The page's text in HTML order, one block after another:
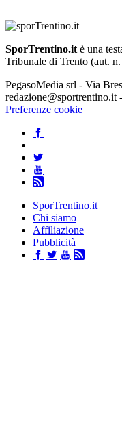
SporTrentino.it è una
Tribunale di Trento (aut.
PegasoMedia srl - Via
redazione@sportrentino.it
Preferenze cookie
SporTrentino.it
Chi siamo
Affiliazione
Pubblicità